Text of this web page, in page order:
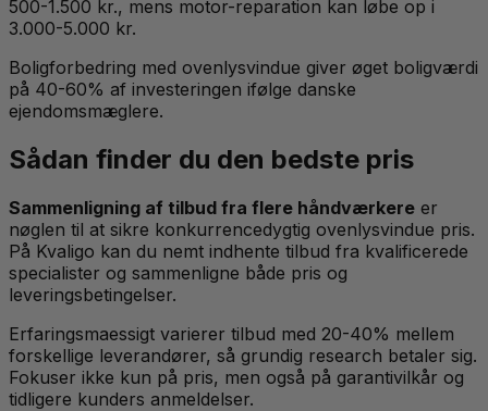
500-1.500 kr., mens motor-reparation kan løbe op i
3.000-5.000 kr.
Boligforbedring med ovenlysvindue giver øget boligværdi
på 40-60% af investeringen ifølge danske
ejendomsmæglere.
Sådan finder du den bedste pris
Sammenligning af tilbud fra flere håndværkere er
nøglen til at sikre konkurrencedygtig ovenlysvindue pris.
På Kvaligo kan du nemt indhente tilbud fra kvalificerede
specialister og sammenligne både pris og
leveringsbetingelser.
Erfaringsmaessigt varierer tilbud med 20-40% mellem
forskellige leverandører, så grundig research betaler sig.
Fokuser ikke kun på pris, men også på garantivilkår og
tidligere kunders anmeldelser.